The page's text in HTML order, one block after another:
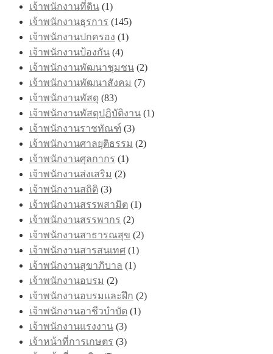
เจ้าพนักงานที่ดิน (1)
เจ้าพนักงานธุรการ (145)
เจ้าพนักงานปกครอง (1)
เจ้าพนักงานป้องกัน (4)
เจ้าพนักงานพัฒนาชุมชน (2)
เจ้าพนักงานพัฒนาสังคม (7)
เจ้าพนักงานพัสดุ (83)
เจ้าพนักงานพัสดุปฏิบัติงาน (1)
เจ้าพนักงานราชทัณฑ์ (3)
เจ้าพนักงานศาลยุติธรรม (2)
เจ้าพนักงานศุลกากร (1)
เจ้าพนักงานส่งเสริม (2)
เจ้าพนักงานสถิติ (3)
เจ้าพนักงานสรรพสามิต (1)
เจ้าพนักงานสรรพากร (2)
เจ้าพนักงานสาธารณสุข (2)
เจ้าพนักงานสารสนเทศ (1)
เจ้าพนักงานสุขาภิบาล (1)
เจ้าพนักงานอบรม (2)
เจ้าพนักงานอบรมและฝึก (2)
เจ้าพนักงานอาชีวบำบัด (1)
เจ้าพนักงานแรงงาน (3)
เจ้าหน้าที่การเกษตร (3)